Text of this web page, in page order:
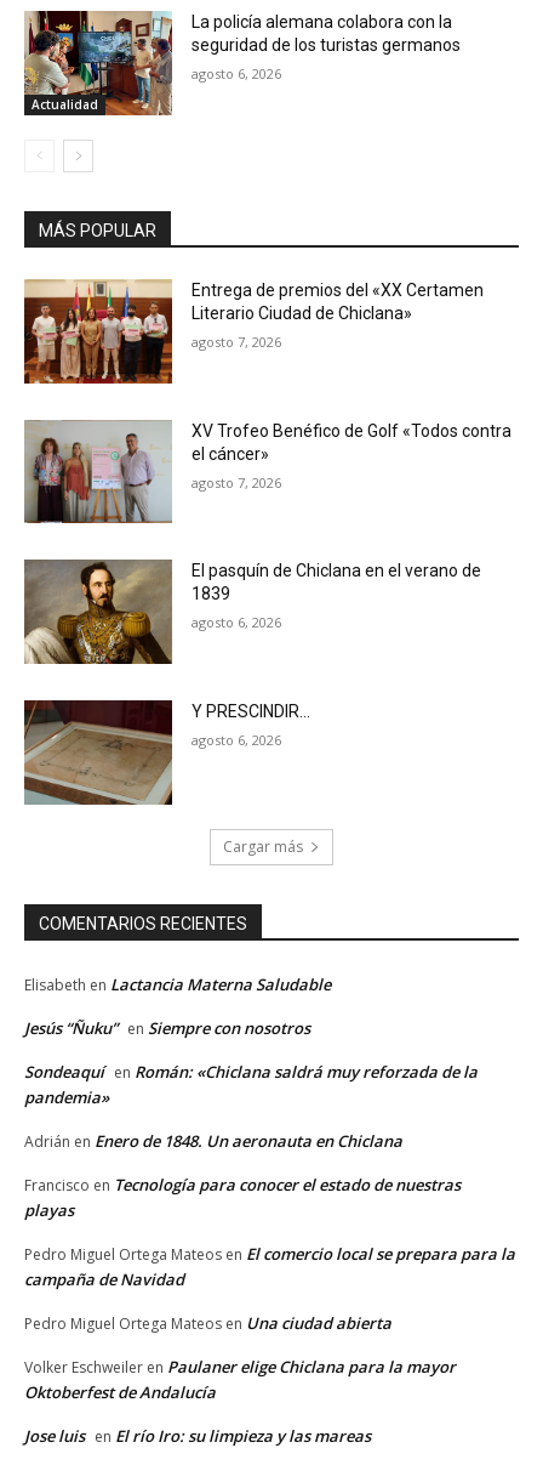
Actualidad
La policía alemana colabora con la
seguridad de los turistas germanos
agosto 6, 2026
MÁS POPULAR
Entrega de premios del «XX Certamen
Literario Ciudad de Chiclana»
agosto 7, 2026
XV Trofeo Benéfico de Golf «Todos contra
el cáncer»
agosto 7, 2026
El pasquín de Chiclana en el verano de
1839
agosto 6, 2026
Y PRESCINDIR…
agosto 6, 2026
Cargar más
COMENTARIOS RECIENTES
Elisabeth en Lactancia Materna Saludable
Jesús “Ñuku” en Siempre con nosotros
Sondeaquí en Román: «Chiclana saldrá muy reforzada de la
pandemia»
Adrián en Enero de 1848. Un aeronauta en Chiclana
Francisco en Tecnología para conocer el estado de nuestras
playas
Pedro Miguel Ortega Mateos en El comercio local se prepara para la
campaña de Navidad
Pedro Miguel Ortega Mateos en Una ciudad abierta
Volker Eschweiler en Paulaner elige Chiclana para la mayor
Oktoberfest de Andalucía
Jose luis en El río Iro: su limpieza y las mareas